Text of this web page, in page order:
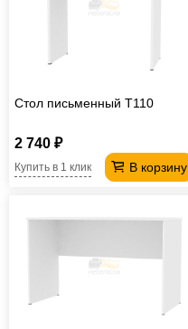
Стол письменный T110
2 740 ₽
В корзину
Купить в 1 клик